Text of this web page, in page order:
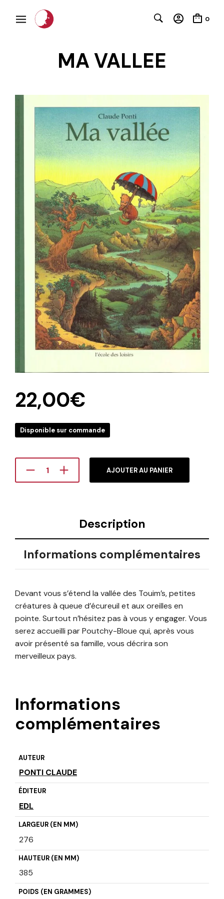
0
MA VALLEE
22,00€
Disponible sur commande
AJOUTER AU PANIER
Description
Informations complémentaires
Devant vous s’étend la vallée des Touim’s, petites
créatures à queue d’écureuil et aux oreilles en
pointe. Surtout n’hésitez pas à vous y engager. Vous
serez accueilli par Poutchy-Bloue qui, après vous
avoir présenté sa famille, vous décrira son
merveilleux pays.
Informations
complémentaires
AUTEUR
PONTI CLAUDE
ÉDITEUR
EDL
LARGEUR (EN MM)
276
HAUTEUR (EN MM)
385
POIDS (EN GRAMMES)